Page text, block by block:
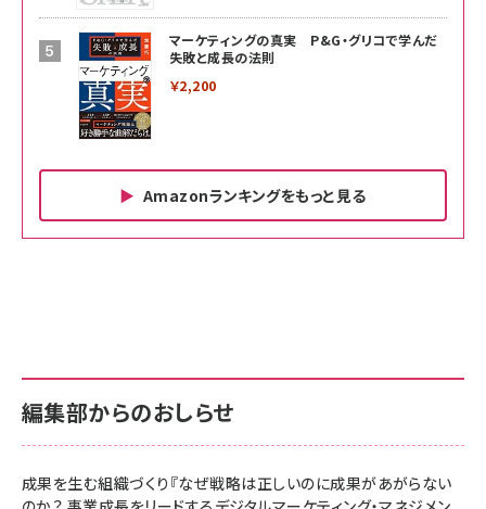
マーケティングの真実 P&G・グリコで学んだ
失敗と成長の法則
￥2,200
Amazonランキングをもっと見る
￥880
anan(アンアン)2026/06/24号 No.2500増刊
スペシャルエディション[王道エンタメの矜持／
￥1,100
サポート正規品 メーカー保証5年 KLMEA128G
NIMASO ガラスフィルム iPhone 17 用 保護フィ
すい ガイド枠付き いPhone17 (6.3インチ) 対応
2枚セット DSP25F1698
サポート正規品 メーカー保証5年 KLMEA128G
Amazon eギフトカード - Amazonロゴ - クラ
￥5,000
編集部からのおしらせ
成果を生む組織づくり『なぜ戦略は正しいのに成果があがらない